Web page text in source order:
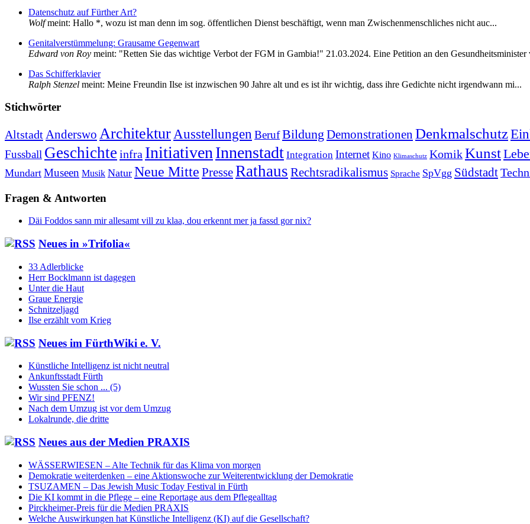
Datenschutz auf Fürther Art?
Wolfmeint: Hallo *, wozu ist man denn im sog. öffentlichen Dienst beschäftigt, wenn man Zwischenmenschliches nicht auc...
Genitalverstümmelung: Grausame Gegenwart
Edward von Roy meint: "Retten Sie das wichtige Verbot der FGM in Gambia!" 21.03.2024. Eine Petition an den Gesundheitsminister
Das Schifferklavier
Ralph Stenzel meint: Meine Freundin Ilse ist inzwischen 90 Jahre alt und es ist ihr wichtig, dass ihre Gedichte nicht irgendwann mi...
Stich­wör­ter
Altstadt Anderswo ArchitekturAusstellungen BerufBildung Demonstrationen Denkmalschutz
Fussball Geschichte infra Initiativen Innenstadt Integration Internet Kino Klimaschutz KomikKunst
Mundart Museen Musik Natur Neue Mitte PresseRathaus Rechtsradikalismus Sprache SpVgg Südstadt
Fragen & Antworten
Däi Foddos sann mir allesamt vill zu klaa, dou erkennt mer ja fassd gor nix?
Neu­es in »Trif­o­lia«
33 Adlerblicke
Herr Bocklmann ist dagegen
Unter die Haut
Graue Energie
Schnitzeljagd
Ilse erzählt vom Krieg
Neu­es im Für­thWi­ki e. V.
Künstliche Intelligenz ist nicht neutral
Ankunftsstadt Fürth
Wussten Sie schon ... (5)
Wir sind PFENZ!
Nach dem Umzug ist vor dem Umzug
Lokalrunde, die dritte
Neu­es aus der Me­di­en PRAXIS
WÄSSERWIESEN – Alte Technik für das Klima von morgen
Demokratie weiterdenken – eine Aktionswoche zur Weiterentwicklung der Demokratie
TSUZAMEN – Das Jewish Music Today Festival in Fürth
Die KI kommt in die Pflege – eine Reportage aus dem Pflegealltag
Pirckheimer-Preis für die Medien PRAXIS
Welche Auswirkungen hat Künstliche Intelligenz (KI) auf die Gesellschaft?